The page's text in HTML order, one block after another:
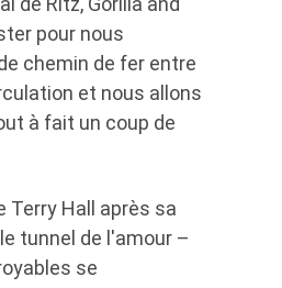
pour nous
chemin de fer entre
et nous allons
à fait un coup de
Terry Hall après sa
tunnel de l'amour –
se